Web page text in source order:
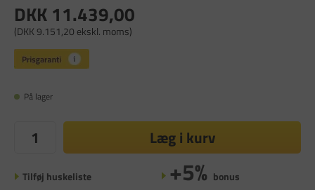
DKK 11.439,00
(DKK 9.151,20 ekskl. moms)
På lager
Læg i kurv
Tilføj huskeliste +5% bonus